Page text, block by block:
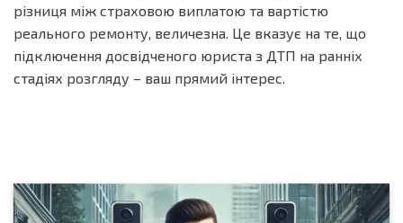
різниця між страховою виплатою та вартістю
реального ремонту, величезна. Це вказує на те, що
підключення досвідченого юриста з ДТП на ранніх
стадіях розгляду – ваш прямий інтерес.